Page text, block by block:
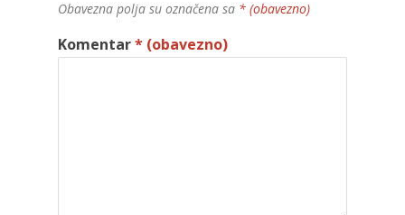
Obavezna polja su označena sa * (obavezno)
Komentar* (obavezno)